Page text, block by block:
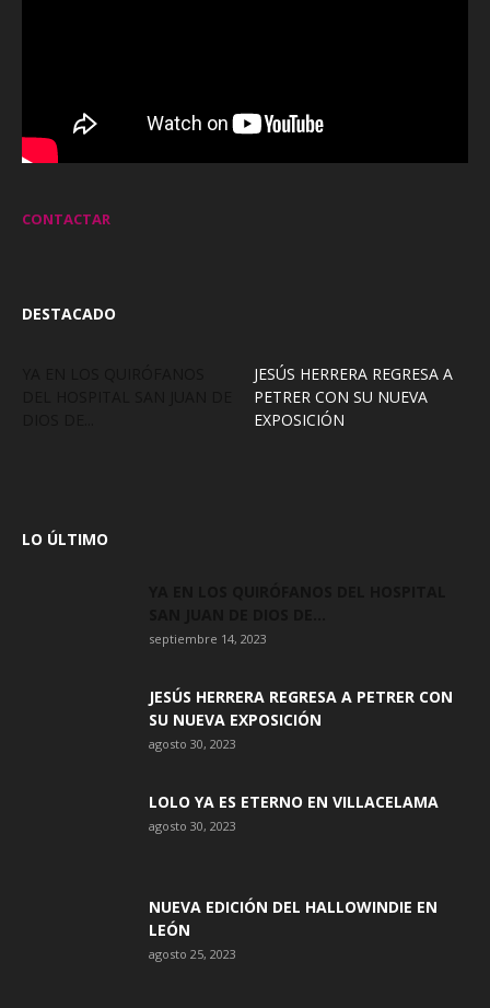
CONTACTAR
DESTACADO
JESÚS HERRERA REGRESA A
PETRER CON SU NUEVA
EXPOSICIÓN
LO ÚLTIMO
septiembre 14, 2023
JESÚS HERRERA REGRESA A PETRER CON
SU NUEVA EXPOSICIÓN
agosto 30, 2023
LOLO YA ES ETERNO EN VILLACELAMA
agosto 30, 2023
NUEVA EDICIÓN DEL HALLOWINDIE EN
LEÓN
agosto 25, 2023